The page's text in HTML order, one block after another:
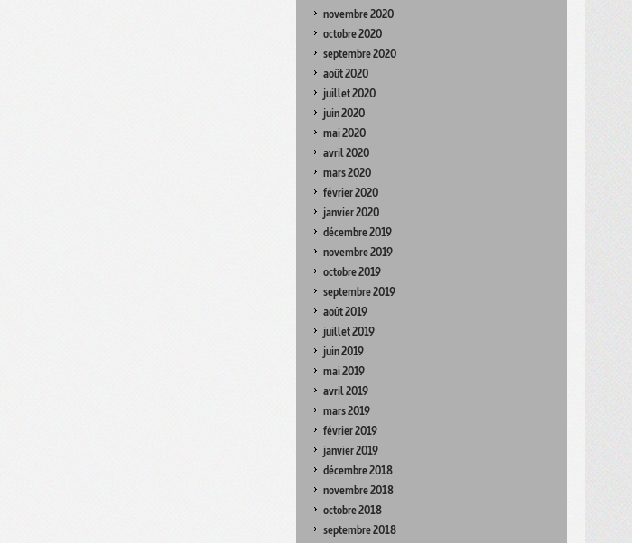
novembre 2020
octobre 2020
septembre 2020
août 2020
juillet 2020
juin 2020
mai 2020
avril 2020
mars 2020
février 2020
janvier 2020
décembre 2019
novembre 2019
octobre 2019
septembre 2019
août 2019
juillet 2019
juin 2019
mai 2019
avril 2019
mars 2019
février 2019
janvier 2019
décembre 2018
novembre 2018
octobre 2018
septembre 2018